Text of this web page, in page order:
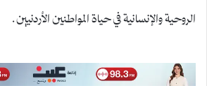
الروحية والإنسانية في حياة المواطنين الأردنيين.